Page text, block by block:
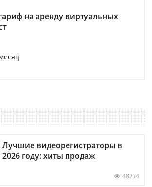
на аренду виртуальных
Лучшие видеорегистраторы в
2026 году: хиты продаж
48774